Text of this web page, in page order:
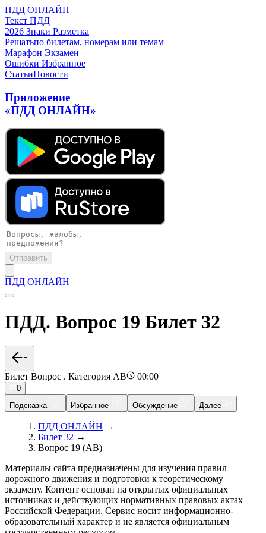
ПДД ОНЛАЙН
Текст ПДД
2026 Знаки Разметка
Решатьпо билетам, номерам или темам
Марафон Экзамен
Ошибки Избранное
СтатьиНовости
Приложение
«ПДД ОНЛАЙН»
Отправить
ПДД ОНЛАЙН
ПДД. Вопрос 19 Билет 32
Билет Вопрос . Категория AB 00:00
0
Подсказка
Избранное Обсуждение Далее
ПДД ОНЛАЙН →
Билет 32 →
Вопрос 19 (AB)
Материалы сайта предназначены для изучения правил
дорожного движения и подготовки к теоретическому
экзамену. Контент основан на открытых официальных
источниках и действующих нормативных правовых актах
Российской Федерации. Сервис носит информационно-
образовательный характер и не является официальным